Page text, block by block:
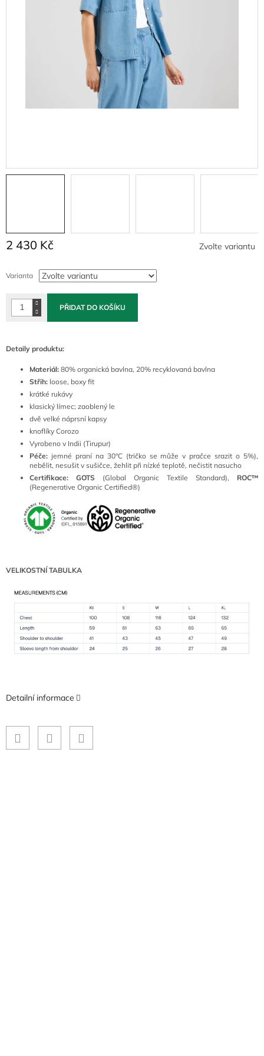
2 430 Kč
cena:
Zvolte variantu
Varianta
PŘIDAT DO KOŠÍKU
Detaily produktu:
Materiál: 80% organická bavlna, 20% recyklovaná bavlna
Střih: loose, boxy fit
krátké rukávy
klasický límec; zaoblený le
dvě velké náprsní kapsy
knoflíky Corozo
Vyrobeno v Indii (Tirupur)
Péče: jemné praní na 30°C (tričko se může v pračce srazit o 5%),
nebělit, nesušit v sušičce, žehlit při nízké teplotě, nečistit nasucho
Certifikace: GOTS (Global Organic Textile Standard), ROC™
(Regenerative Organic Certified®)
VELIKOSTNÍ TABULKA
Detailní informace